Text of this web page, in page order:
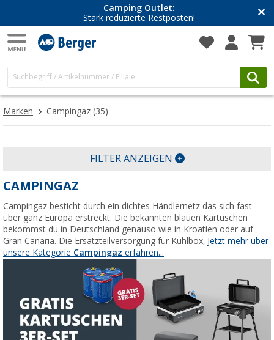
Camping Outlet:
Stark reduzierte Restposten!
Marken Campingaz (35)
FILTER ANZEIGEN
CAMPINGAZ
Campingaz besticht durch ein dichtes Händlernetz das sich fast
über ganz Europa erstreckt. Die bekannten blauen Kartuschen
bekommst du in Deutschland genauso wie in Kroatien oder auf
Gran Canaria. Die Ersatzteilversorgung für Kühlbox, Jetzt mehr über
unsere Kategorie Campingaz erfahren...